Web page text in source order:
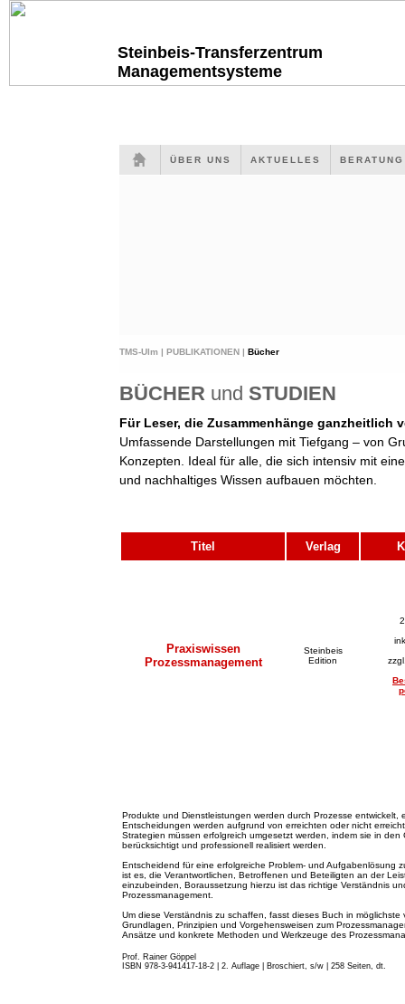
Steinbeis-Transferzentrum
Managementsysteme
ÜBER UNS AKTUELLES
TMS-Ulm | PUBLIKATIONEN | Bücher
BÜCHER und STUDIEN
Für Leser, die Zusammenhänge ganzheitlich
Umfassende Darstellungen mit Tiefgang – von
Konzepten. Ideal für alle, die sich intensiv mit
und nachhaltiges Wissen aufbauen möchten.
Titel Verlag
Praxiswissen
Prozessmanagement
Steinbeis
Edition
Produkte und Dienstleistungen werden durch Prozesse entwickelt,
Entscheidungen werden aufgrund von erreichten oder nicht
Strategien müssen erfolgreich umgesetzt werden, indem sie in
berücksichtigt und professionell realisiert werden.
Entscheidend für eine erfolgreiche Problem- und Aufgabenlösung
ist es, die Verantwortlichen, Betroffenen und Beteiligten an der
einzubeinden, Boraussetzung hierzu ist das richtige Verständnis
Prozessmanagement.
Um diese Verständnis zu schaffen, fasst dieses Buch in möglichste
Grundlagen, Prinzipien und Vorgehensweisen zum
Ansätze und konkrete Methoden und Werkzeuge des
Prof. Rainer Göppel
ISBN 978-3-941417-18-2 | 2. Auflage Broschiert, s/w | 258 Seiten, dt.